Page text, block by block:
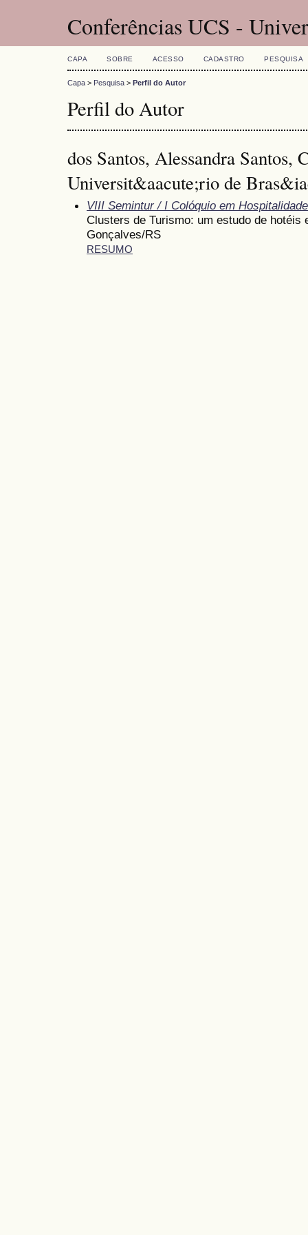
Conferências UCS -
CAPA SOBRE ACESSO CADASTRO PESQUISA
Capa > Pesquisa > Perfil do Autor
Perfil do Autor
dos Santos, Alessandra Santos,
Universit&aacute;rio de
VIII Semintur / I Colóquio em Hospitalidade
Clusters de Turismo: um estudo de hotéis
Gonçalves/RS
RESUMO